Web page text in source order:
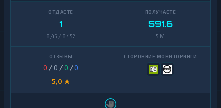
1
8,45 / 8 452
591,6
5 M
0 / 0 /0 /0
5,0 ★